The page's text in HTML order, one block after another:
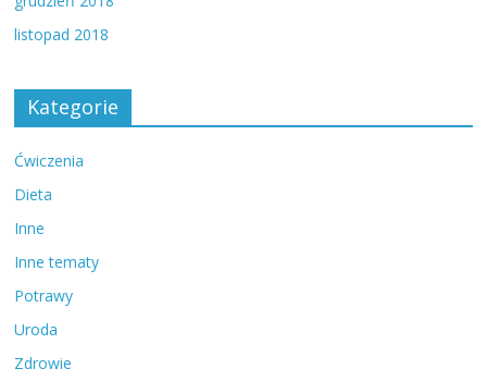
listopad 2018
Kategorie
Ćwiczenia
Dieta
Inne
Inne tematy
Potrawy
Uroda
Zdrowie